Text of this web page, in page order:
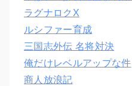
ラグナロクX
ルシファー育成
三国志外伝 名将対決
俺だけレベルアップな件
商人放浪記